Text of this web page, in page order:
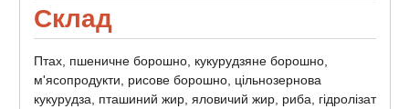
Склад
Птах, пшеничне борошно, кукурудзяне борошно,
м'ясопродукти, рисове борошно, цільнозернова
кукурудза, пташиний жир, яловичий жир, риба, гідролізат